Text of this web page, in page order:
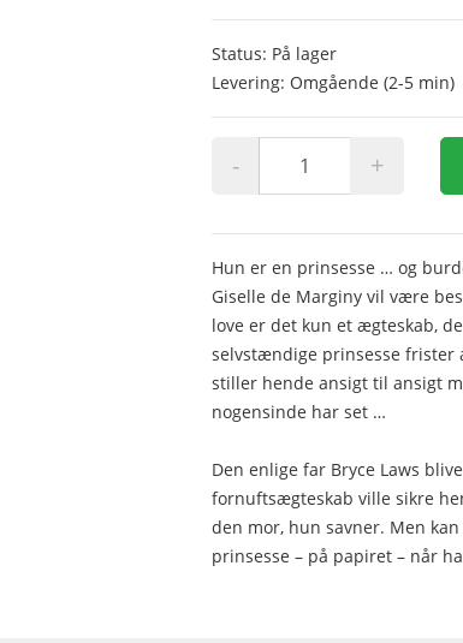
Status: På lager
Levering: Omgående (2-5 min)
- +
Hun er en prinsesse … og
Giselle de Marginy vil være
love er det kun et ægteskab,
selvstændige prinsesse frister
stiller hende ansigt til ansigt
nogensinde har set …
Den enlige far Bryce Laws
fornuftsægteskab ville sikre
den mor, hun savner. Men
prinsesse – på papiret – når